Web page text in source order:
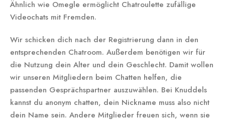
Ähnlich wie Omegle ermöglicht Chatroulette zufällige
Videochats mit Fremden.
Wir schicken dich nach der Registrierung dann in den
entsprechenden Chatroom. Außerdem benötigen wir für
die Nutzung dein Alter und dein Geschlecht. Damit wollen
wir unseren Mitgliedern beim Chatten helfen, die
passenden Gesprächspartner auszuwählen. Bei Knuddels
kannst du anonym chatten, dein Nickname muss also nicht
dein Name sein. Andere Mitglieder freuen sich, wenn sie